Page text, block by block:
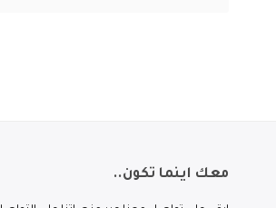
معك اينما تكون..